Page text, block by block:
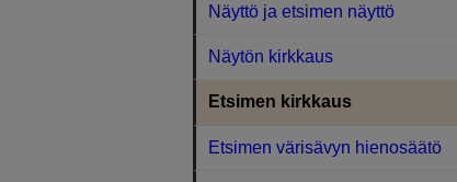
Näyttö ja etsimen näyttö
Näytön kirkkaus
Etsimen kirkkaus
Etsimen värisävyn hienosäätö